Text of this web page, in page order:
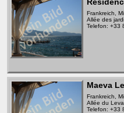
Frankreich,
Allée des
Telefon: +33
Maeva
Frankreich,
Allée du
Telefon: +33